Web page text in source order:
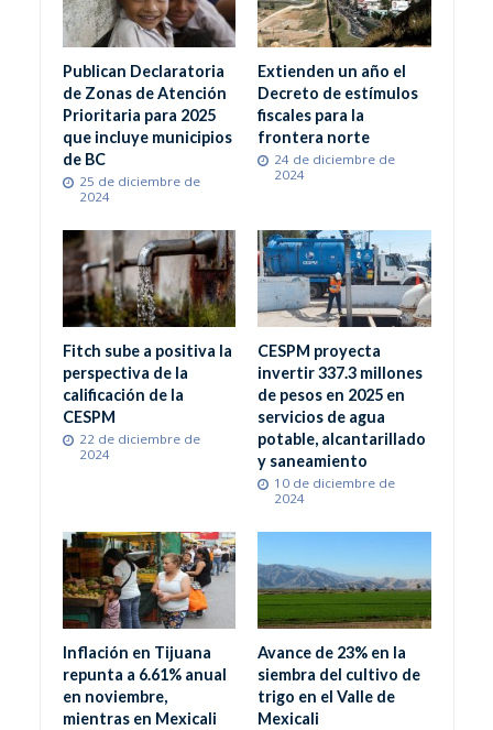
Publican Declaratoria
de Zonas de Atención
Prioritaria para 2025
que incluye municipios
de BC
25 de diciembre de
2024
Extienden un año el
Decreto de estímulos
fiscales para la
frontera norte
24 de diciembre de
2024
Fitch sube a positiva la
perspectiva de la
calificación de la
CESPM
22 de diciembre de
2024
CESPM proyecta
invertir 337.3 millones
de pesos en 2025 en
servicios de agua
potable, alcantarillado
y saneamiento
10 de diciembre de
2024
Inflación en Tijuana
repunta a 6.61% anual
en noviembre,
mientras en Mexicali
Avance de 23% en la
siembra del cultivo de
trigo en el Valle de
Mexicali